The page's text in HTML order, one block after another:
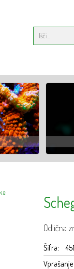
Odlična
Šifra: